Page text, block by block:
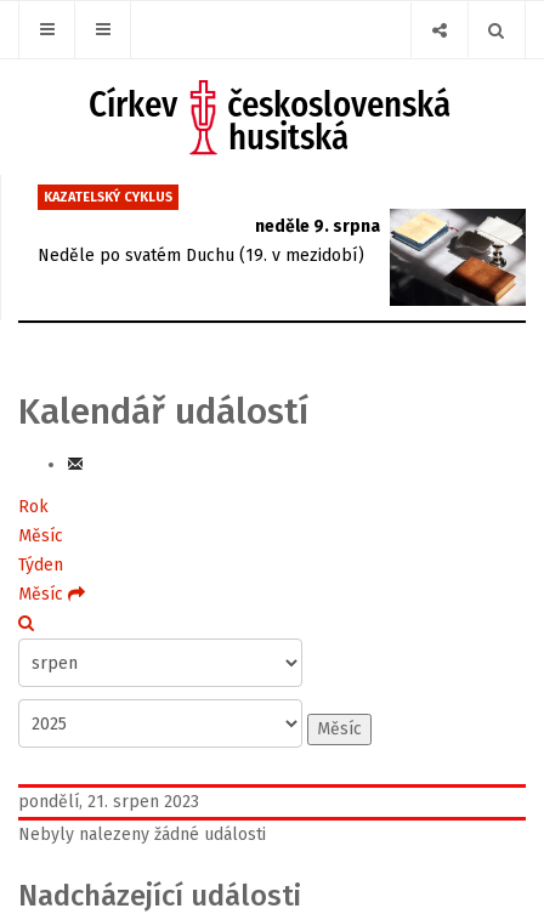
KAZATELSKÝ CYKLUS
neděle 9. srpna
Neděle po svatém Duchu (19. v mezidobí)
Kalendář událostí
Rok
Měsíc
Týden
Měsíc
Měsíc
pondělí, 21. srpen 2023
Nebyly nalezeny žádné události
Nadcházející události